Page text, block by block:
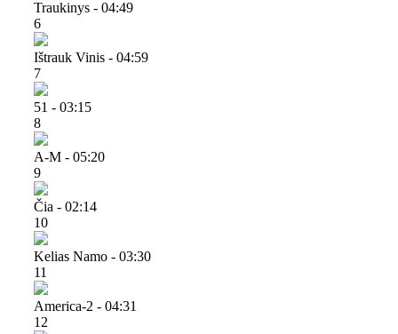
Traukinys - 04:49
6
Ištrauk Vinis - 04:59
7
51 - 03:15
8
A-M - 05:20
9
Čia - 02:14
10
Kelias Namo - 03:30
11
America-2 - 04:31
12